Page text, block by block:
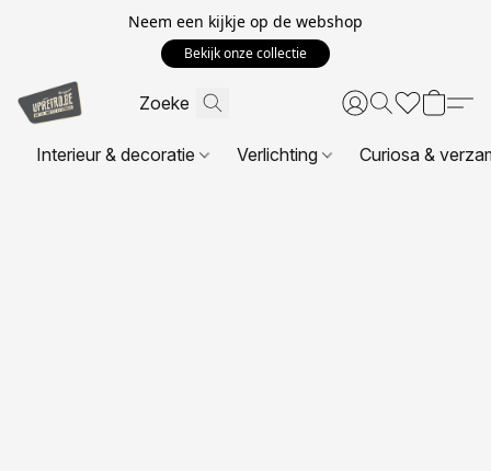
Neem een kijkje op de webshop
Bekijk onze collectie
Interieur & decoratie Verlichting Curiosa &